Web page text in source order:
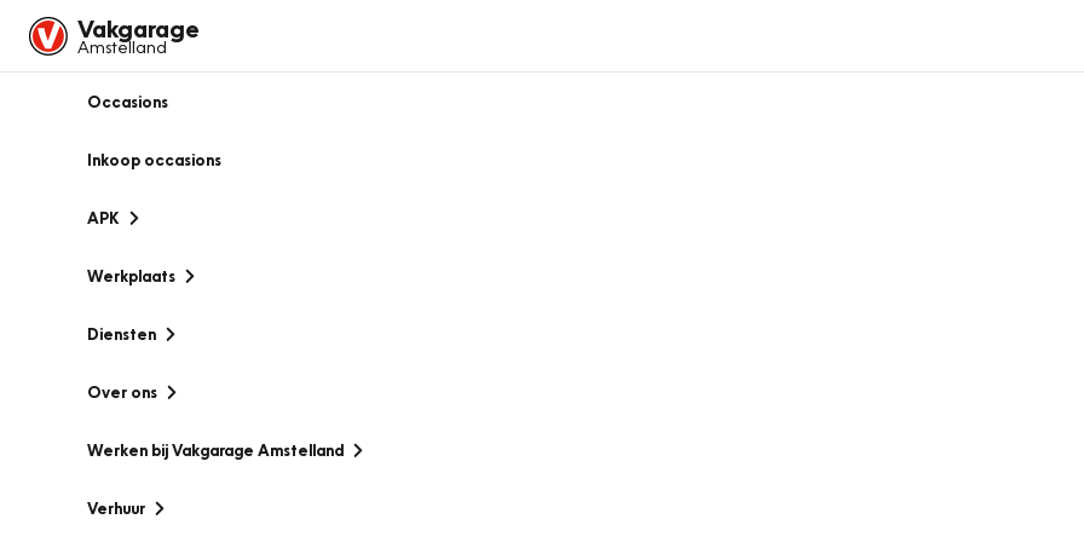
Vakgarage
Amstelland
Occasions
Inkoop occasions
APK
Werkplaats
Diensten
Over ons
Werken bij Vakgarage Amstelland
Verhuur